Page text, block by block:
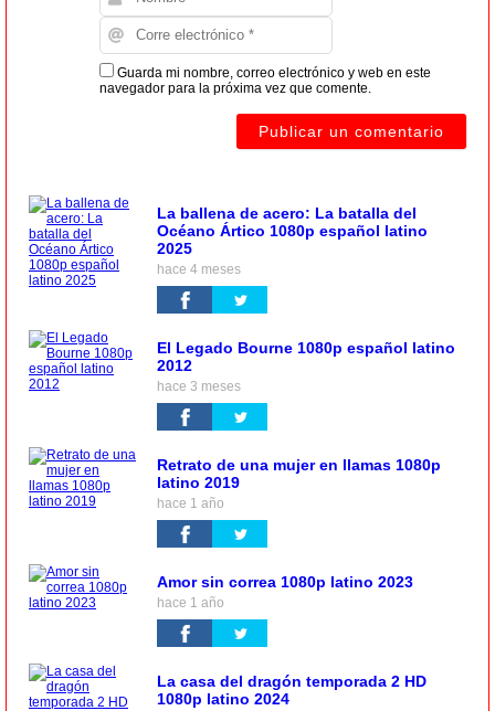
Guarda mi nombre, correo electrónico y web en este
navegador para la próxima vez que comente.
La ballena de acero: La batalla del
Océano Ártico 1080p español latino
2025
hace 4 meses
El Legado Bourne 1080p español latino
2012
hace 3 meses
Retrato de una mujer en llamas 1080p
latino 2019
hace 1 año
Amor sin correa 1080p latino 2023
hace 1 año
La casa del dragón temporada 2 HD
1080p latino 2024